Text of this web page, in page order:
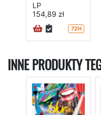
LP
154,89 zł
72H
INNE PRODUKTY